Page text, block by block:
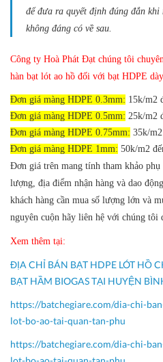
để đưa ra quyết định đúng đắn
không đáng có về sau.
Công ty Hoà Phát Đạt chúng tôi
hàn bạt lót ao hồ đối với bạt HDPE
Đơn giá màng HDPE 0.3mm: 15k/m2
Đơn giá màng HDPE 0.5mm: 25k/m2
Đơn giá màng HDPE 0.75mm: 35k/
Đơn giá màng HDPE 1mm: 50k/m2
Đơn giá trên mang tính tham khảo
lượng, địa điểm nhận hàng và dao
khách hàng cần mua số lượng lớn và
nguyên cuộn hãy liên hệ với chúng tôi
Xem thêm tại:
ĐỊA CHỈ BÁN BẠT HDPE LÓT HỒ
BẠT HẦM BIOGAS TẠI HUYỆN
https://batchegiare.com/dia-chi-
lot-bo-ao-tai-quan-tan-phu
https://batchegiare.com/dia-chi-